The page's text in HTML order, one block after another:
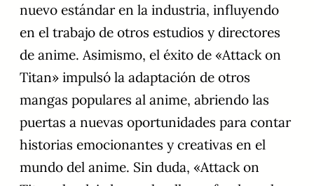
nuevo estándar en la industria, influyendo
en el trabajo de otros estudios y directores
de anime. Asimismo, el éxito de «Attack on
Titan» impulsó la adaptación de otros
mangas populares al anime, abriendo las
puertas a nuevas oportunidades para contar
historias emocionantes y creativas en el
mundo del anime. Sin duda, «Attack on